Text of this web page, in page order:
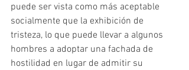
puede ser vista como más aceptable
socialmente que la exhibición de
tristeza, lo que puede llevar a algunos
hombres a adoptar una fachada de
hostilidad en lugar de admitir su